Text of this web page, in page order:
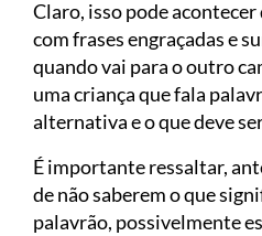
Claro, isso pode
com frases engraçadas e
quando vai para o outro
uma criança que fala
alternativa e o que deve
É importante ressaltar,
de não saberem o que
palavrão, possivelmente